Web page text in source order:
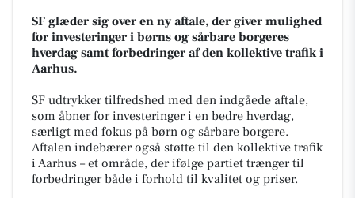
SF glæder sig over en ny aftale, der giver mulighed
for investeringer i børns og sårbare borgeres
hverdag samt forbedringer af den kollektive trafik i
Aarhus.
SF udtrykker tilfredshed med den indgåede aftale,
som åbner for investeringer i en bedre hverdag,
særligt med fokus på børn og sårbare borgere.
Aftalen indebærer også støtte til den kollektive trafik
i Aarhus – et område, der ifølge partiet trænger til
forbedringer både i forhold til kvalitet og priser.